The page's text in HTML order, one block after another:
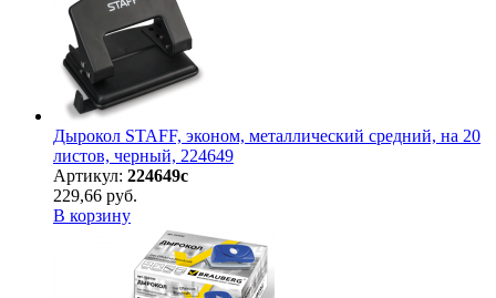
Дырокол STAFF, эконом, металлический средний, на 20
листов, черный, 224649
Артикул: 224649с
229,66 руб.
В корзину